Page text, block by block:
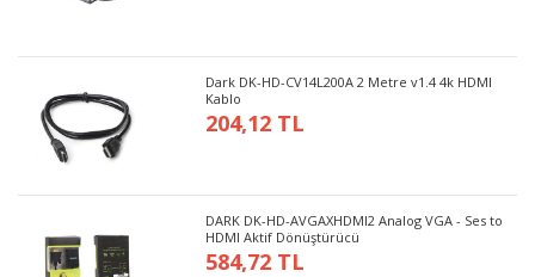
Dark DK-HD-CV14L200A 2 Metre v1.4 4k HDMI
Kablo
204,12 TL
DARK DK-HD-AVGAXHDMI2 Analog VGA - Ses to
HDMI Aktif Dönüştürücü
584,72 TL